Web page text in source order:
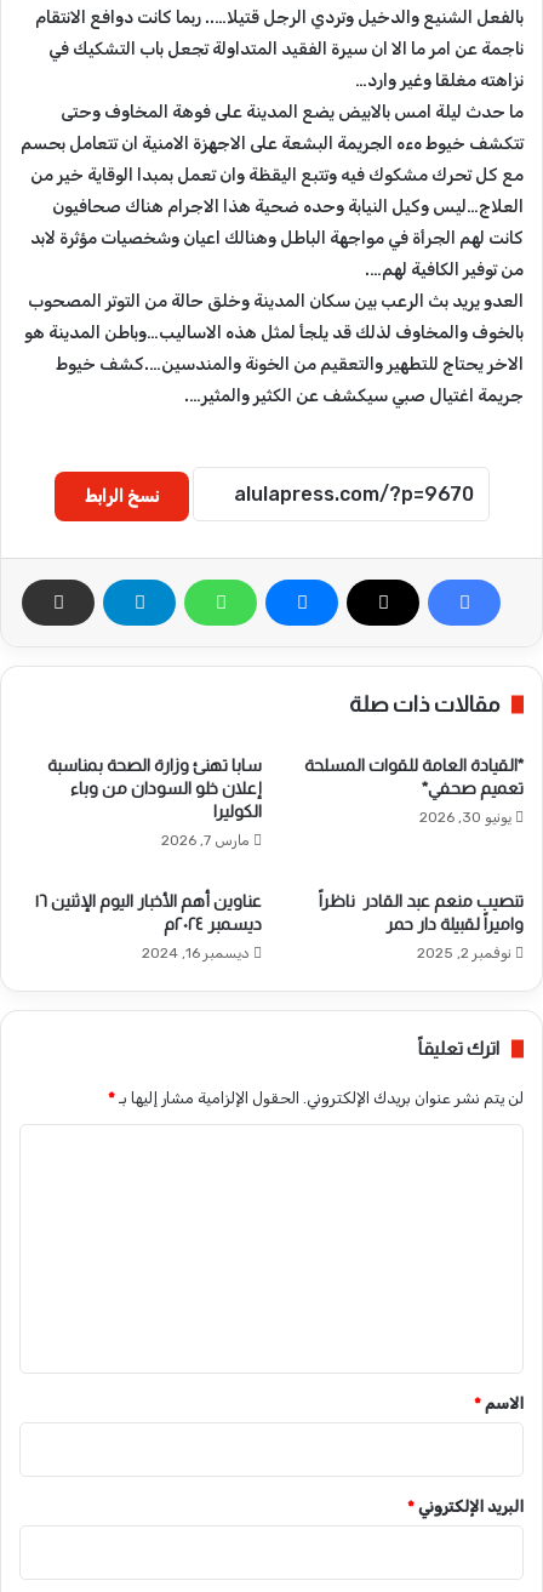
بالفعل الشنيع والدخيل وتردي الرجل قتيلا….. ربما كانت دوافع الانتقام
ناجمة عن امر ما الا ان سيرة الفقيد المتداولة تجعل باب التشكيك في
نزاهته مغلقا وغير وارد…
ما حدث ليلة امس بالابيض يضع المدينة على فوهة المخاوف وحتى
تتكشف خيوط هءه الجريمة البشعة على الاجهزة الامنية ان تتعامل بحسم
مع كل تحرك مشكوك فيه وتتبع اليقظة وان تعمل بمبدا الوقاية خير من
العلاج…ليس وكيل النيابة وحده ضحية هذا الاجرام هناك صحافيون
كانت لهم الجرأة في مواجهة الباطل وهنالك اعيان وشخصيات مؤثرة لابد
من توفير الكافية لهم….
العدو يريد بث الرعب بين سكان المدينة وخلق حالة من التوتر المصحوب
بالخوف والمخاوف لذلك قد يلجأ لمثل هذه الاساليب…وباطن المدينة هو
الاخر يحتاج للتطهير والتعقيم من الخونة والمندسين….كشف خيوط
جريمة اغتيال صبي سيكشف عن الكثير والمثير….
نسخ الرابط
مقالات ذات صلة
*القيادة العامة للقوات المسلحة
تعميم صحفي*
يونيو 30, 2026
سابا تهنئ وزارة الصحة بمناسبة
إعلان خلو السودان من وباء
الكوليرا
مارس 7, 2026
تنصيب منعم عبد القادر ناظراً
واميراً لقبيلة دار حمر
نوفمبر 2, 2025
عناوين أهم الأخبار اليوم الإثنين ١٦
ديسمبر ٢٠٢٤م
ديسمبر 16, 2024
اترك تعليقاً
لن يتم نشر عنوان بريدك الإلكتروني. الحقول الإلزامية مشار إليها بـ *
*الاسم *
البريد الإلكتروني *